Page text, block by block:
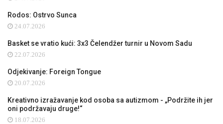
Rodos: Ostrvo Sunca
24.07.2026
Basket se vratio kući: 3x3 Čelendžer turnir u Novom Sadu
22.07.2026
Odjekivanje: Foreign Tongue
20.07.2026
Kreativno izražavanje kod osoba sa autizmom - „Podržite ih jer
oni podržavaju druge!“
18.07.2026